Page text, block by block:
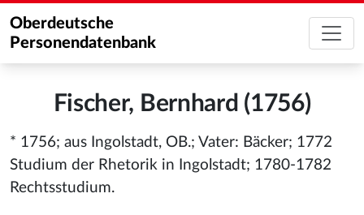
Oberdeutsche
Personendatenbank
Fischer, Bernhard (1756)
* 1756; aus Ingolstadt, OB.; Vater: Bäcker; 1772
Studium der Rhetorik in Ingolstadt; 1780-1782
Rechtsstudium.